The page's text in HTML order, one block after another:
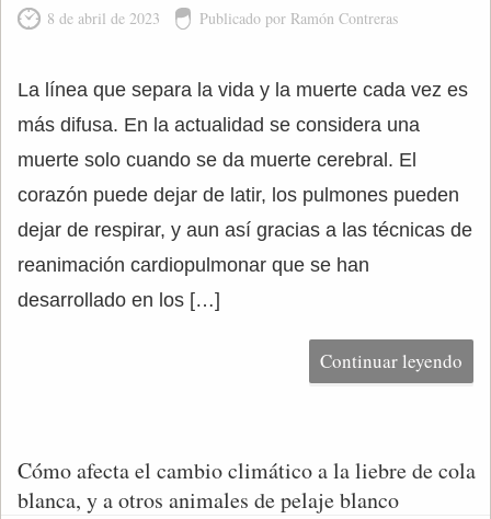
8 de abril de 2023 Publicado por Ramón Contreras
La línea que separa la vida y la muerte cada vez es
más difusa. En la actualidad se considera una
muerte solo cuando se da muerte cerebral. El
corazón puede dejar de latir, los pulmones pueden
dejar de respirar, y aun así gracias a las técnicas de
reanimación cardiopulmonar que se han
desarrollado en los […]
Continuar leyendo
Cómo afecta el cambio climático a la liebre de cola
blanca, y a otros animales de pelaje blanco